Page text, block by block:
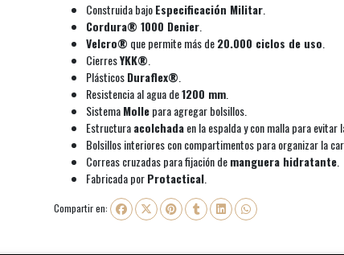
Construida bajoEspecificación Militar.
Cordura® 1000 Denier.
Velcro® que permite más de20.000 ciclos de uso.
CierresYKK®.
PlásticosDuraflex®.
Resistencia al agua de1200 mm.
SistemaMollepara agregar bolsillos.
Estructuraacolchadaen la espalda y con malla para evitar
Bolsillos interiores con compartimentos para organizar la
Correas cruzadas para fijación demanguera hidratante.
Fabricada porProtactical.
Compartir en: